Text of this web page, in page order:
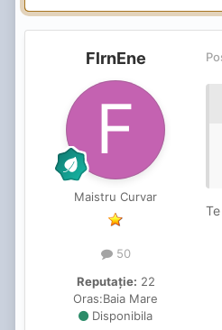
FlrnEne
Maistru Curvar
50
Reputație: 22
Oras:Baia Mare
Disponibila